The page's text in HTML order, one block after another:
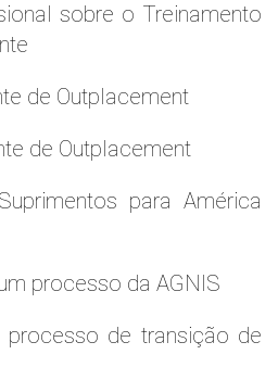
sobre o Treinamento
de Outplacement
de Outplacement
para América
processo da AGNIS
de transição de